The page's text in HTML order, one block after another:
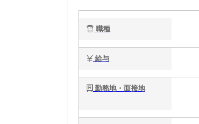
職種
給与
勤務地・面接地